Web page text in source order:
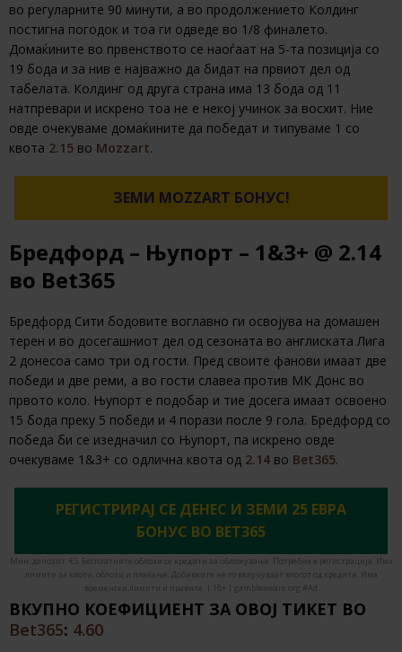
во регуларните 90 минути, а во продолжението Колдинг
постигна погодок и тоа ги одведе во 1/8 финалето.
Домаќините во првенството се наоѓаат на 5-та позиција со
19 бода и за нив е најважно да бидат на првиот дел од
табелата. Колдинг од друга страна има 13 бода од 11
натпревари и искрено тоа не е некој учинок за восхит. Ние
овде очекуваме домаќините да победат и типуваме 1 со
квота 2.15 во Mozzart.
ЗЕМИ MOZZART БОНУС!
Бредфорд – Њупорт – 1&3+ @ 2.14
во Bet365
Бредфорд Сити бодовите воглавно ги освојува на домашен
терен и во досегашниот дел од сезоната во англиската Лига
2 донесоа само три од гости. Пред своите фанови имаат две
победи и две реми, а во гости славеа против МК Донс во
првото коло. Њупорт е подобар и тие досега имаат освоено
15 бода преку 5 победи и 4 порази после 9 гола. Бредфорд со
победа би се изедначил со Њупорт, па искрено овде
очекуваме 1&3+ со одлична квота од 2.14 во Bet365.
РЕГИСТРИРАЈ СЕ ДЕНЕС И ЗЕМИ 25 ЕВРА
БОНУС ВО BET365
Мин. депозит: €5. Бесплатните облози се кредити за обложување. Потребна е регистрација. Има
лимити за квоти, облози и плаќање. Добивките не го вклучуваат влогот од кредити. Има
временски лимити и правила. | 18+ | gambleaware.org #Ad
ВКУПНО КОЕФИЦИЕНТ ЗА ОВОЈ ТИКЕТ ВО
Bet365: 4.60